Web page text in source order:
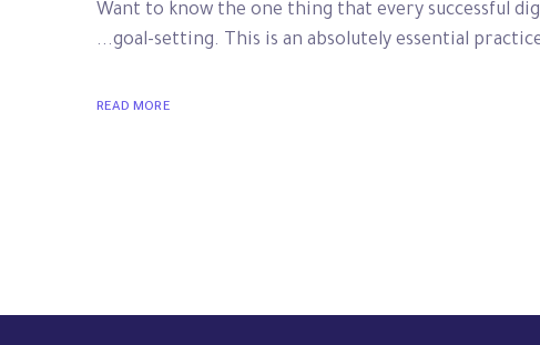
Want to know the one thing that every successful
goal-setting. This is an absolutely essential
READ MORE